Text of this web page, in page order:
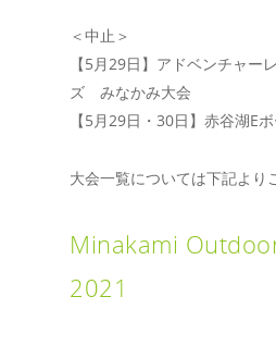
＜中止＞
【5月29日】アドベンチャー
ズ みなかみ大会
【5月29日・30日】赤谷湖E
大会一覧については下記より
Minakami
2021